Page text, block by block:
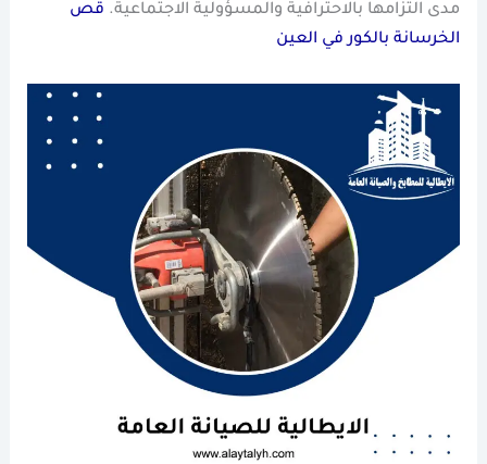
مدى التزامها بالاحترافية والمسؤولية الاجتماعية. قص
الخرسانة بالكور في العين